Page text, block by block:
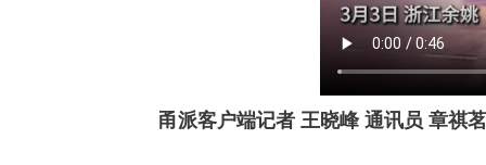
甬派客户端记者 王晓峰 通讯员 章祺茗